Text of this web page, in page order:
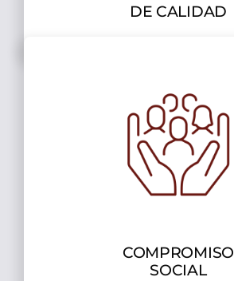
DE CALIDAD
COMPROMISO
SOCIAL